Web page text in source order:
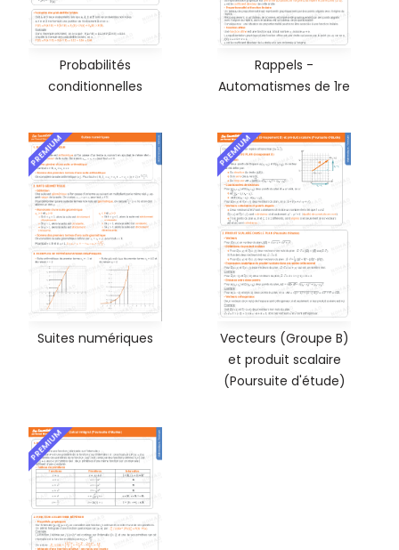
Probabilités
conditionnelles
Rappels -
Automatismes de 1re
PREMIUM
Suites numériques
PREMIUM
Vecteurs (Groupe B)
et produit scalaire
(Poursuite d'étude)
PREMIUM